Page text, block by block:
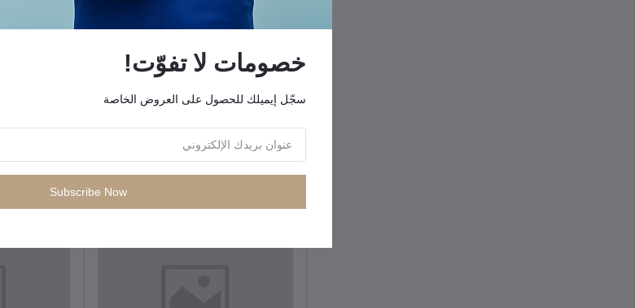
الإضافة إلى سلة التسوق
حامل مغناطيسي ماج هولد-90
KWD9.99
خصومات لا تفوّت!
سجّل إيميلك للحصول على العروض الخاصة
Subscribe Now